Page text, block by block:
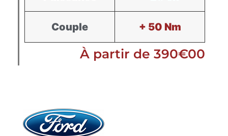
Couple + 50 Nm
À partir de 390€00